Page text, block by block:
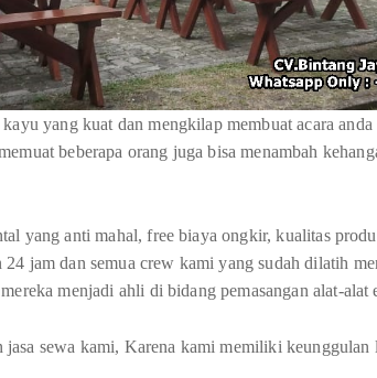
yang kuat dan mengkilap membuat acara
beberapa orang juga bisa menambah
yang anti mahal, free biaya ongkir, kualitas
24 jam dan semua crew kami yang sudah dilatih
menjadi ahli di bidang pemasangan alat-alat
jasa sewa kami, Karena kami memiliki